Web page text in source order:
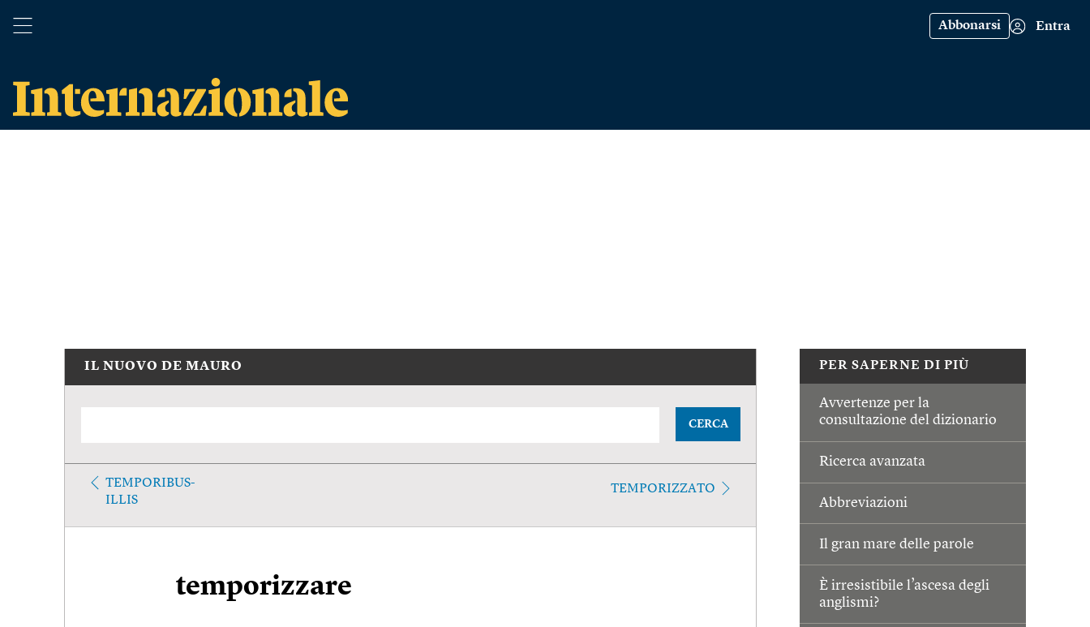
Abbonarsi Entra
PER SAPERNE DI PIÙ
Avvertenze per la
consultazione del dizionario
Ricerca avanzata
Abbreviazioni
Il gran mare delle parole
È irresistibile l’ascesa degli
anglismi?
IL NUOVO DE MAURO
CERCA
TEMPORIBUS-
ILLIS
TEMPORIZZATO
temporizzare